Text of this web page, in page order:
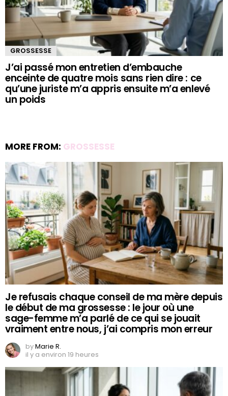
GROSSESSE
J’ai passé mon entretien d’embauche
enceinte de quatre mois sans rien dire : ce
qu’une juriste m’a appris ensuite m’a enlevé
un poids
MORE FROM: GROSSESSE
Je refusais chaque conseil de ma mère depuis
le début de ma grossesse : le jour où une
sage-femme m’a parlé de ce qui se jouait
vraiment entre nous, j’ai compris mon erreur
byMarie R.
il y a environ 19 heures